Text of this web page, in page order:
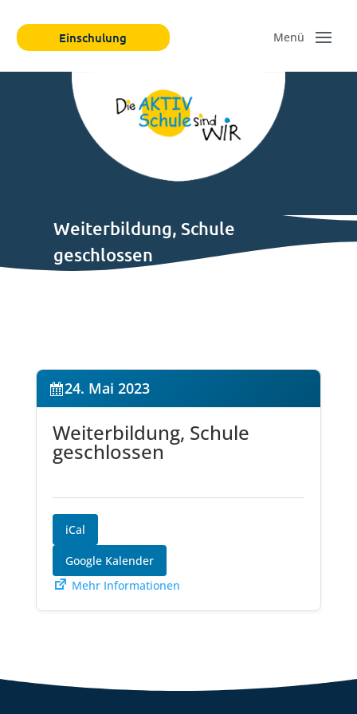
Einschulung
Weiterbildung, Schule
geschlossen
24. Mai 2023
Weiterbildung, Schule
geschlossen
iCal
Google Kalender
Mehr Informationen